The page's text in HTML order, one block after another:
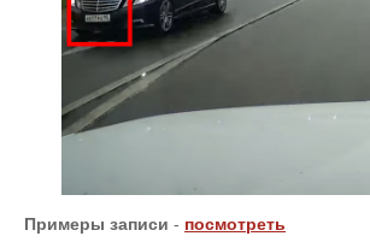
Примеры записи - посмотреть